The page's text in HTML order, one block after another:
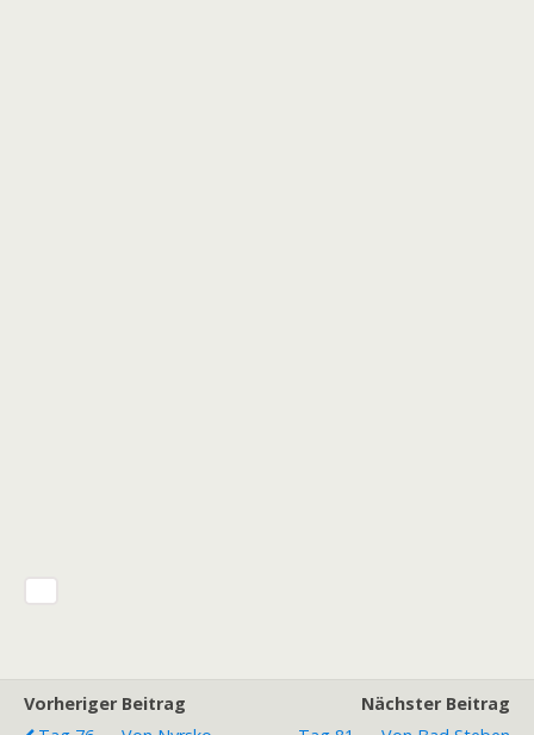
Vorheriger Beitrag
Nächster Beitrag